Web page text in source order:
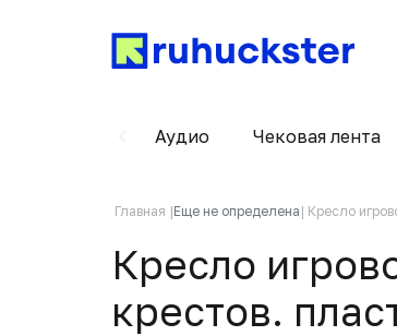
Аудио Чековая лента
Главная Еще не определена Кресло
Кресло
крестов.